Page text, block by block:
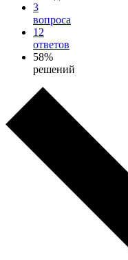
3
вопроса
12
ответов
58%
решений